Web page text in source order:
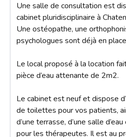
Une salle de consultation est
cabinet pluridisciplinaire à
Une ostéopathe, une
psychologues sont déjà en
Le local proposé à la location
pièce d’eau attenante de 2m2.
Le cabinet est neuf et dispose
de toilettes pour vos patients,
d’une terrasse, d’une salle
pour les thérapeutes. Il est au